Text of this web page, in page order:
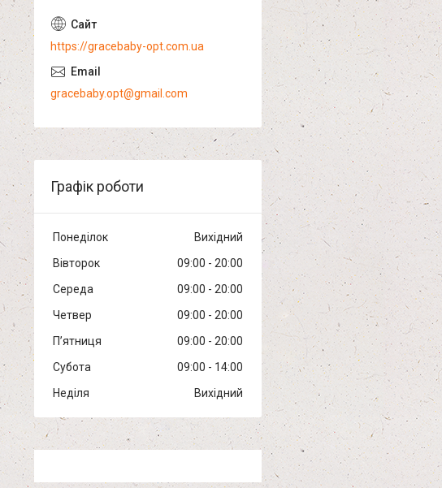
https://gracebaby-opt.com.ua
gracebaby.opt@gmail.com
Графік роботи
Понеділок
Вихідний
Вівторок
09:00
20:00
Середа
09:00
20:00
Четвер
09:00
20:00
Пʼятниця
09:00
20:00
Субота
09:00
14:00
Неділя
Вихідний